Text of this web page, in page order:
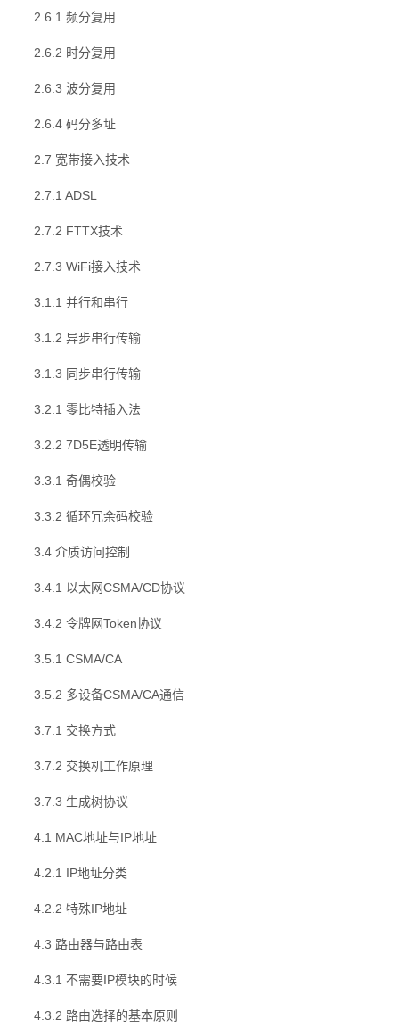
2.6.1 频分复用
2.6.2 时分复用
2.6.3 波分复用
2.6.4 码分多址
2.7 宽带接入技术
2.7.1 ADSL
2.7.2 FTTX技术
2.7.3 WiFi接入技术
3.1.1 并行和串行
3.1.2 异步串行传输
3.1.3 同步串行传输
3.2.1 零比特插入法
3.2.2 7D5E透明传输
3.3.1 奇偶校验
3.3.2 循环冗余码校验
3.4 介质访问控制
3.4.1 以太网CSMA/CD协议
3.4.2 令牌网Token协议
3.5.1 CSMA/CA
3.5.2 多设备CSMA/CA通信
3.7.1 交换方式
3.7.2 交换机工作原理
3.7.3 生成树协议
4.1 MAC地址与IP地址
4.2.1 IP地址分类
4.2.2 特殊IP地址
4.3 路由器与路由表
4.3.1 不需要IP模块的时候
4.3.2 路由选择的基本原则